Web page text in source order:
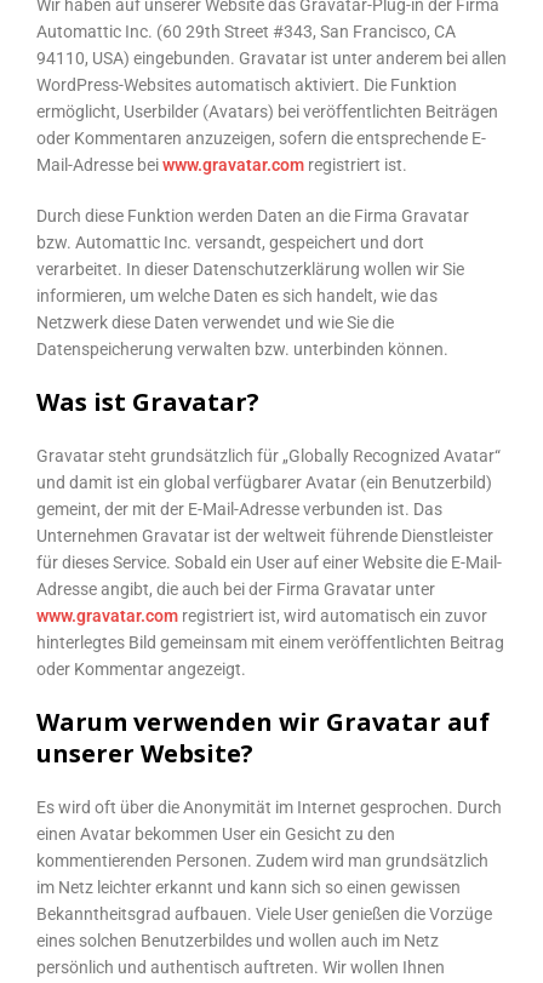
Wir haben auf unserer Website das Gravatar-Plug-in der Firma
Automattic Inc. (60 29th Street #343, San Francisco, CA
94110, USA) eingebunden. Gravatar ist unter anderem bei allen
WordPress-Websites automatisch aktiviert. Die Funktion
ermöglicht, Userbilder (Avatars) bei veröffentlichten Beiträgen
oder Kommentaren anzuzeigen, sofern die entsprechende E-
Mail-Adresse beiwww.gravatar.com registriert ist.
Durch diese Funktion werden Daten an die Firma Gravatar
bzw. Automattic Inc. versandt, gespeichert und dort
verarbeitet. In dieser Datenschutzerklärung wollen wir Sie
informieren, um welche Daten es sich handelt, wie das
Netzwerk diese Daten verwendet und wie Sie die
Datenspeicherung verwalten bzw. unterbinden können.
Was ist Gravatar?
Gravatar steht grundsätzlich für „Globally Recognized Avatar“
und damit ist ein global verfügbarer Avatar (ein Benutzerbild)
gemeint, der mit der E-Mail-Adresse verbunden ist. Das
Unternehmen Gravatar ist der weltweit führende Dienstleister
für dieses Service. Sobald ein User auf einer Website die E-Mail-
Adresse angibt, die auch bei der Firma Gravatar unter
www.gravatar.com registriert ist, wird automatisch ein zuvor
hinterlegtes Bild gemeinsam mit einem veröffentlichten Beitrag
oder Kommentar angezeigt.
Warum verwenden wir Gravatar auf
unserer Website?
Es wird oft über die Anonymität im Internet gesprochen. Durch
einen Avatar bekommen User ein Gesicht zu den
kommentierenden Personen. Zudem wird man grundsätzlich
im Netz leichter erkannt und kann sich so einen gewissen
Bekanntheitsgrad aufbauen. Viele User genießen die Vorzüge
eines solchen Benutzerbildes und wollen auch im Netz
persönlich und authentisch auftreten. Wir wollen Ihnen